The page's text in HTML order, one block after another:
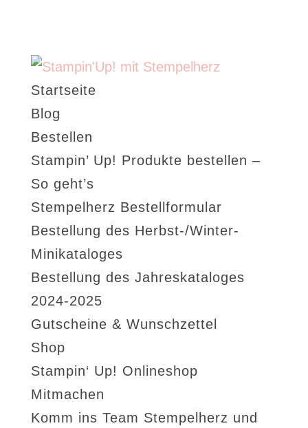
Startseite
Blog
Bestellen
Stampin’ Up! Produkte bestellen –
So geht’s
Stempelherz Bestellformular
Bestellung des Herbst-/Winter-
Minikataloges
Bestellung des Jahreskataloges
2024-2025
Gutscheine & Wunschzettel
Shop
Stampin‘ Up! Onlineshop
Mitmachen
Komm ins Team Stempelherz und